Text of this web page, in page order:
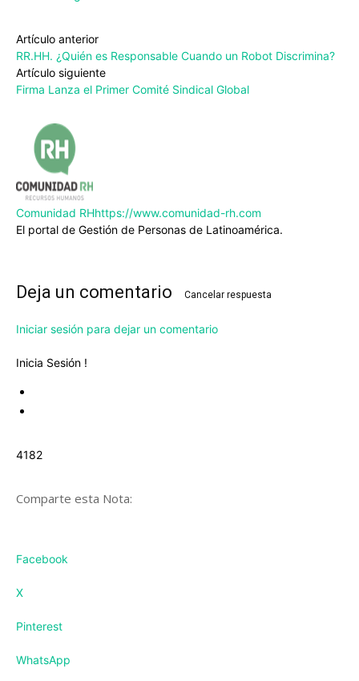
Artículo anterior
RR.HH. ¿Quién es Responsable Cuando un Robot Discrimina?
Artículo siguiente
Firma Lanza el Primer Comité Sindical Global
Comunidad RHhttps://www.comunidad-rh.com
El portal de Gestión de Personas de Latinoamérica.
Deja un comentario Cancelar respuesta
Iniciar sesión para dejar un comentario
Inicia Sesión !
4182
Comparte esta Nota:
Facebook
X
Pinterest
WhatsApp